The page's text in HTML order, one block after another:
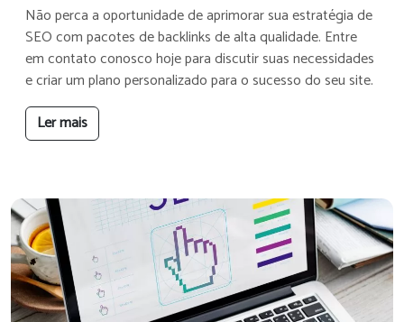
Não perca a oportunidade de aprimorar sua estratégia de
SEO com pacotes de backlinks de alta qualidade. Entre
em contato conosco hoje para discutir suas necessidades
e criar um plano personalizado para o sucesso do seu site.
Ler mais